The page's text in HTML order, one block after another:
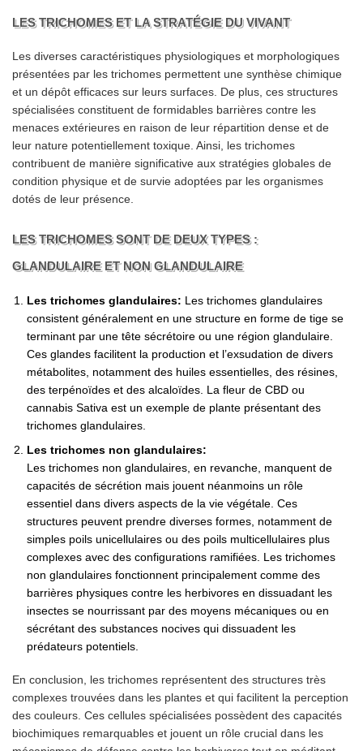
LES TRICHOMES ET LA STRATÉGIE DU VIVANT
Les diverses caractéristiques physiologiques et morphologiques
présentées par les trichomes permettent une synthèse chimique
et un dépôt efficaces sur leurs surfaces. De plus, ces structures
spécialisées constituent de formidables barrières contre les
menaces extérieures en raison de leur répartition dense et de
leur nature potentiellement toxique. Ainsi, les trichomes
contribuent de manière significative aux stratégies globales de
condition physique et de survie adoptées par les organismes
dotés de leur présence.
LES TRICHOMES SONT DE DEUX TYPES :
GLANDULAIRE ET NON GLANDULAIRE
Les trichomes glandulaires: Les trichomes glandulaires
consistent généralement en une structure en forme de tige se
terminant par une tête sécrétoire ou une région glandulaire.
Ces glandes facilitent la production et l’exsudation de divers
métabolites, notamment des huiles essentielles, des résines,
des terpénoïdes et des alcaloïdes. La fleur de CBD ou
cannabis Sativa est un exemple de plante présentant des
trichomes glandulaires.
Les trichomes non glandulaires:
Les trichomes non glandulaires, en revanche, manquent de
capacités de sécrétion mais jouent néanmoins un rôle
essentiel dans divers aspects de la vie végétale. Ces
structures peuvent prendre diverses formes, notamment de
simples poils unicellulaires ou des poils multicellulaires plus
complexes avec des configurations ramifiées. Les trichomes
non glandulaires fonctionnent principalement comme des
barrières physiques contre les herbivores en dissuadant les
insectes se nourrissant par des moyens mécaniques ou en
sécrétant des substances nocives qui dissuadent les
prédateurs potentiels.
En conclusion, les trichomes représentent des structures très
complexes trouvées dans les plantes et qui facilitent la perception
des couleurs. Ces cellules spécialisées possèdent des capacités
biochimiques remarquables et jouent un rôle crucial dans les